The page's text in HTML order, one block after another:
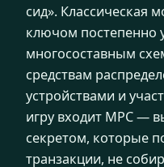
сид». Классическая
ключом постепенно
многосоставным
средствам
устройствами и
игру входит MPC —
секретом, которые
транзакции, не